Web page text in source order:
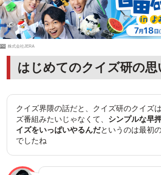
PR 株式会社JERA
はじめてのクイズ研の思
クイズ界隈の話だと、クイズ研のクイズ
ズ番組みたいじゃなくて、 シンプルな早
イズをいっぱいやるんだというのは最初
でしたね